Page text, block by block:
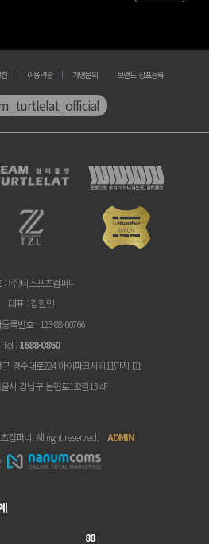
이용약관 가맹문의 브랜드 상표등록
: (주)티스포츠컴퍼니
대표: 김한민
록번호: 123-88-00766
Tel: 1688-0860
경수대로224 아이파크시티11단지 B1
시 강남구 논현로132길13 4F
컴퍼니. All right reserved. ADMIN
88